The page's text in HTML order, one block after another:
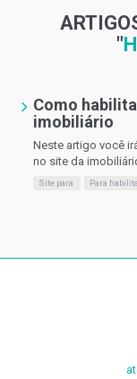
"
Como
imobiliário
Neste artigo você
no site da
Site para Para